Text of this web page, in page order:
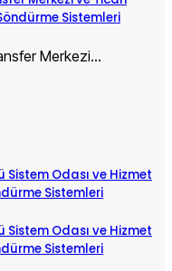
Sistemleri
Merkezi…
Odası ve Hizmet
Sistemleri
Odası ve Hizmet
Sistemleri